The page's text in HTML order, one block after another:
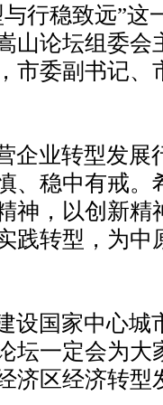
行稳致远”这
山论坛组委会
市委副书记
企业转型发展
、稳中有戒。
神，以创新精
践转型，为中
设国家中心城
坛一定会为大
济区经济转型